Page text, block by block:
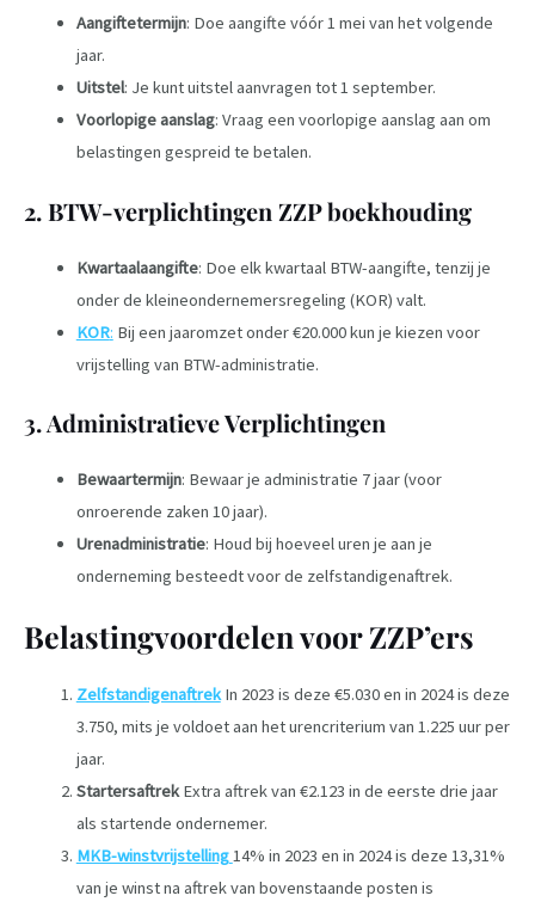
Aangiftetermijn: Doe aangifte vóór 1 mei van het volgende
jaar.
Uitstel: Je kunt uitstel aanvragen tot 1 september.
Voorlopige aanslag: Vraag een voorlopige aanslag aan om
belastingen gespreid te betalen.
2. BTW-verplichtingen ZZP boekhouding
Kwartaalaangifte: Doe elk kwartaal BTW-aangifte, tenzij je
onder de kleineondernemersregeling (KOR) valt.
KOR: Bij een jaaromzet onder €20.000 kun je kiezen voor
vrijstelling van BTW-administratie.
3. Administratieve Verplichtingen
Bewaartermijn: Bewaar je administratie 7 jaar (voor
onroerende zaken 10 jaar).
Urenadministratie: Houd bij hoeveel uren je aan je
onderneming besteedt voor de zelfstandigenaftrek.
Belastingvoordelen voor ZZP’ers
ZelfstandigenaftrekIn 2023 is deze €5.030 en in 2024 is deze
3.750, mits je voldoet aan het urencriterium van 1.225 uur per
jaar.
StartersaftrekExtra aftrek van €2.123 in de eerste drie jaar
als startende ondernemer.
MKB-winstvrijstelling14% in 2023 en in 2024 is deze 13,31%
van je winst na aftrek van bovenstaande posten is